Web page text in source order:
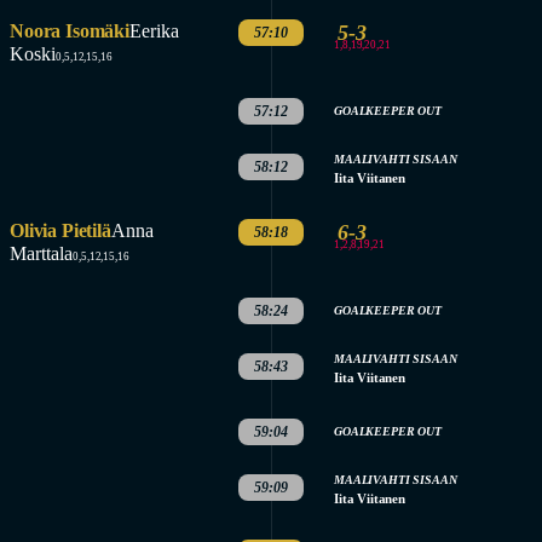
Noora IsomäkiEerika
Koski0,5,12,15,16
57:10 5-3
1,8,19,20,21
57:12 GOALKEEPER OUT
58:12 MAALIVAHTI SISAAN
Iita Viitanen
Olivia PietiläAnna
Marttala0,5,12,15,16
58:18 6-3
1,2,8,19,21
58:24 GOALKEEPER OUT
58:43 MAALIVAHTI SISAAN
Iita Viitanen
59:04 GOALKEEPER OUT
59:09 MAALIVAHTI SISAAN
Iita Viitanen